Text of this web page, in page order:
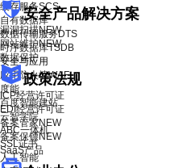
安全产品解决方案
漏洞扫描NEW
网站维护NEW
数据保护
政策法规
ICP经营许可证
EDI经营许可证
备案管家NEW
备案保镖NEW
SaaS产品
缓存服务SCS
自有数据库
数据传输服务DTS
时序数据库TSDB
安全与应用
应用防火墙WAF
度能
百度智能建站
云智学院
ABC一体机
SSL证书
人工智能